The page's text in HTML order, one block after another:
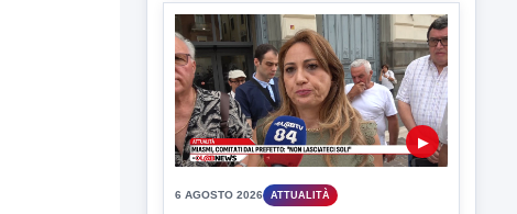
▶
6 AGOSTO 2026 ATTUALITÀ